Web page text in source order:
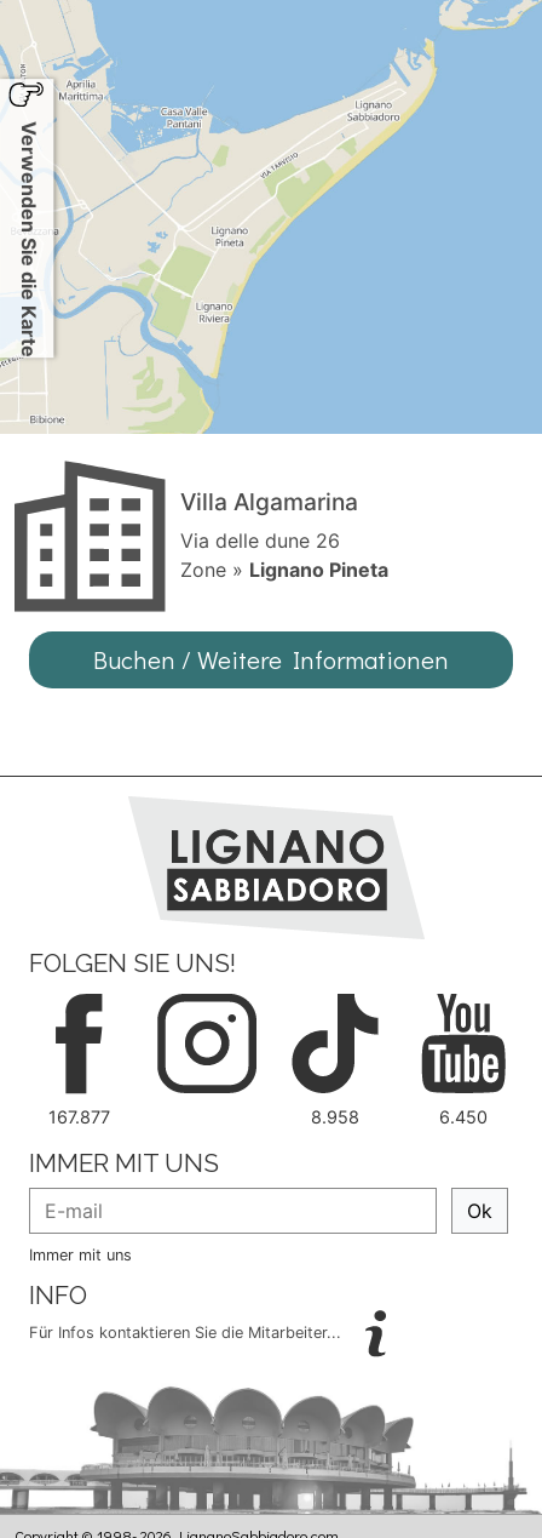
Verwenden Sie die Karte
Villa Algamarina
Via delle dune 26
Zone » Lignano Pineta
Buchen / Weitere Informationen
FOLGEN SIE UNS!
167.877 8.958 6.450
IMMER MIT UNS
Ok
Immer mit uns
INFO
Für Infos kontaktieren Sie die Mitarbeiter...